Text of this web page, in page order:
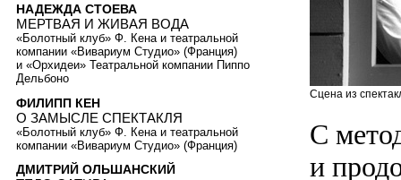
Сцена из
С
и
НАДЕЖДА СТОЕВА
МЕРТВАЯ И ЖИВАЯ ВОДА
«Болотный клуб» Ф. Кена и театральной
компании «Вивариум Студио» (Франция)
и «Орхидеи» Театральной компании Пиппо
Дельбоно
ФИЛИПП КЕН
О ЗАМЫСЛЕ СПЕКТАКЛЯ
«Болотный клуб» Ф. Кена и театральной
компании «Вивариум Студио» (Франция)
ДМИТРИЙ ОЛЬШАНСКИЙ